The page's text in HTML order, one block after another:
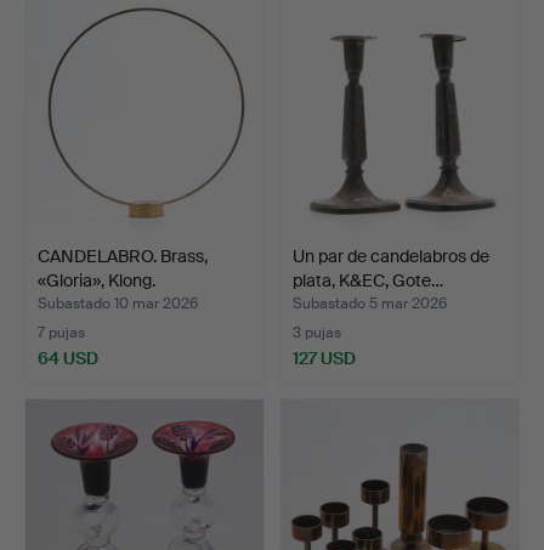
CANDELABRO. Brass,
«Gloria», Klong.
Subastado 10 mar 2026
7 pujas
64 USD
Un par de candelabros de
plata, K&EC, Gote…
Subastado 5 mar 2026
3 pujas
127 USD